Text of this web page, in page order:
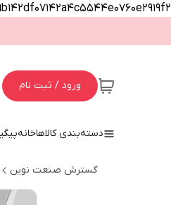
ورود / ثبت نام
دسته‌بندی کالاهاخانه
گسترش صنعت نوین